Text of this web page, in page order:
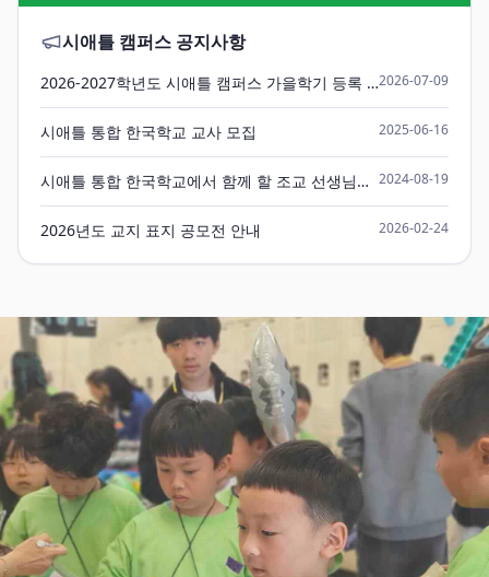
시애틀 캠퍼스 공지사항
2026-2027학년도 시애틀 캠퍼스 가을학기 등록 안내 Fall Registration Info2026-07-09
시애틀 통합 한국학교 교사 모집 2025-06-16
시애틀 통합 한국학교에서 함께 할 조교 선생님들을 환영합니다. 2024-08-19
2026년도 교지 표지 공모전 안내 2026-02-24